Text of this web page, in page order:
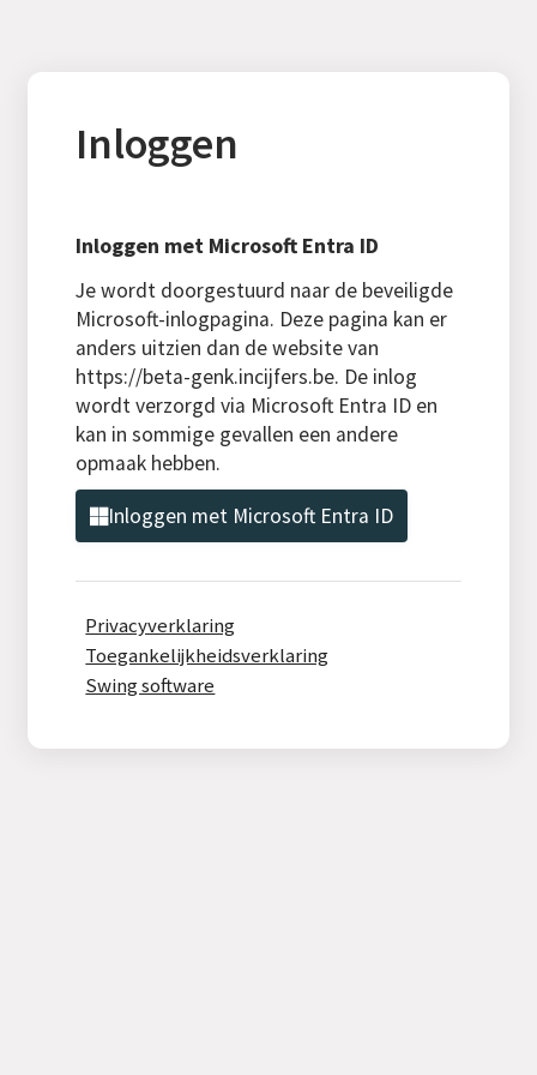
Inloggen
Inloggen met Microsoft Entra ID
Je wordt doorgestuurd naar de beveiligde
Microsoft-inlogpagina. Deze pagina kan er
anders uitzien dan de website van
https://beta-genk.incijfers.be. De inlog
wordt verzorgd via Microsoft Entra ID en
kan in sommige gevallen een andere
opmaak hebben.
Inloggen met Microsoft Entra ID
Privacyverklaring
Toegankelijkheidsverklaring
Swing software